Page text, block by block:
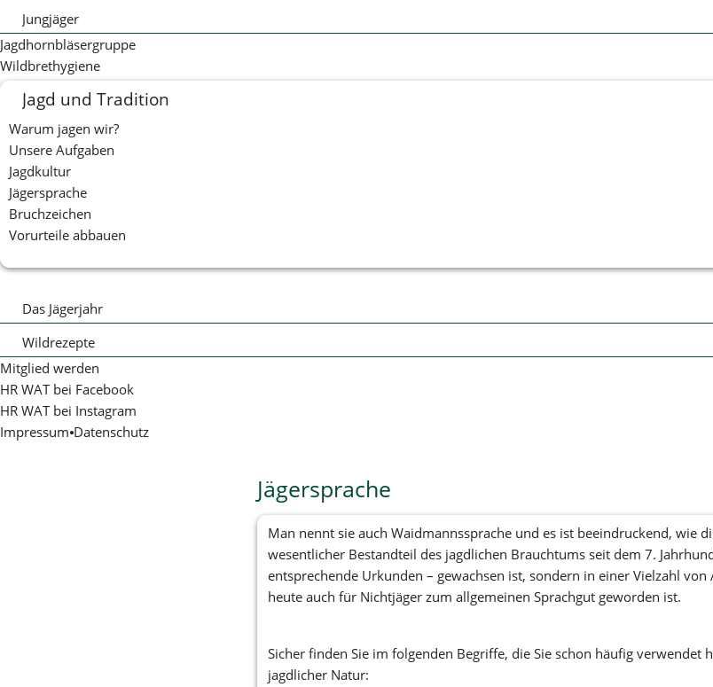
Jungjäger
Jungjäger
Jungjäger Newsletter
Jagdhornbläsergruppe
Wildbrethygiene
Jagd und Tradition
Warum jagen wir?
Unsere Aufgaben
Jagdkultur
Jägersprache
Bruchzeichen
Vorurteile abbauen
Das Jägerjahr
Januar
Februar
März
April
Mai
Juni
Wildrezepte
Wattenscheider Jägergulasch
Wildschweinspareribs
Rehblatt geschmort mallorquinische Art
Mitglied werden
HR WAT bei Facebook
HR WAT bei Instagram
Impressum⦁Datenschutz
Jägersprache
Man nennt sie auch Waidmannssprache und es ist beeindruckend, wie
wesentlicher Bestandteil des jagdlichen Brauchtums seit dem 7.
entsprechende Urkunden – gewachsen ist, sondern in einer Vielzahl
heute auch für Nichtjäger zum allgemeinen Sprachgut geworden ist.
Sicher finden Sie im folgenden Begriffe, die Sie schon häufig verwendet
jagdlicher Natur: